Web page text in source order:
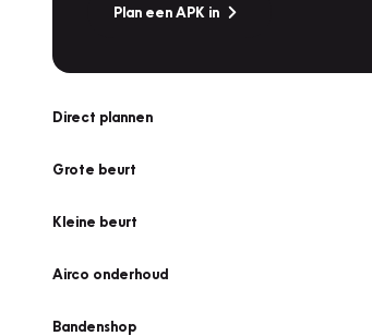
Plan een APK in
Direct plannen
Grote beurt
Kleine beurt
Airco onderhoud
Bandenshop